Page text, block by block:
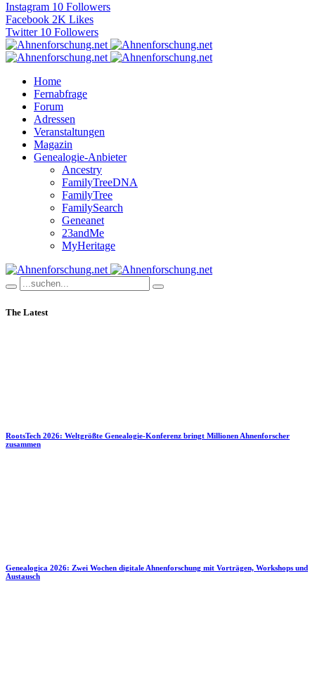
Instagram 10 Followers
Facebook 2K Likes
Twitter 10 Followers
Home
Fernabfrage
Forum
Adressen
Veranstaltungen
Magazin
Genealogie-Anbieter
Ancestry
FamilyTreeDNA
FamilyTree
FamilySearch
Geneanet
23andMe
MyHeritage
The Latest
RootsTech 2026: Weltgrößte Genealogie-Konferenz bringt Millionen Ahnenforscher
zusammen
Genealogica 2026: Zwei Wochen digitale Ahnenforschung mit Vorträgen, Workshops und
Austausch